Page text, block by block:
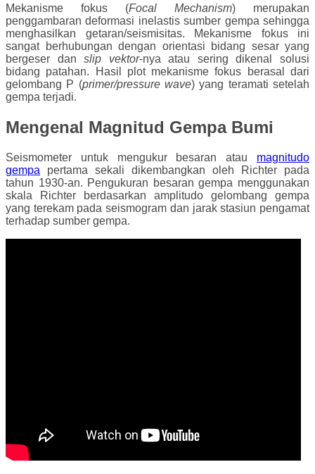
Mekanisme fokus (Focal Mechanism) merupakan
penggambaran deformasi inelastis sumber gempa sehingga
menghasilkan getaran/seismisitas. Mekanisme fokus ini
sangat berhubungan dengan orientasi bidang sesar yang
bergeser danslip vektor-nya atau sering dikenal solusi
bidang patahan. Hasil plot mekanisme fokus berasal dari
gelombang P (primer/pressure wave) yang teramati setelah
gempa terjadi.
Mengenal Magnitud Gempa Bumi
Seismometer untuk mengukur besaran atau magnitudo
gempa pertama sekali dikembangkan oleh Richter pada
tahun 1930-an. Pengukuran besaran gempa menggunakan
skala Richter berdasarkan amplitudo gelombang gempa
yang terekam pada seismogram dan jarak stasiun pengamat
terhadap sumber gempa.